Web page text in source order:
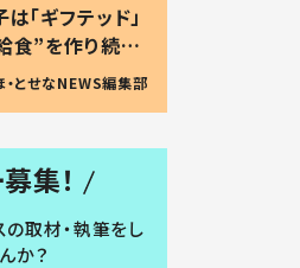
「ギフテッド」
食”を作り続け
#令和の子
・とせなNEWS編集部
集！
の取材・執筆をし
か？